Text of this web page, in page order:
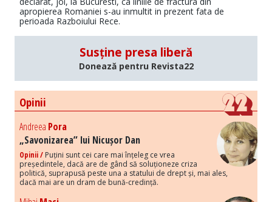
apropierea Romaniei s-au inmultit in prezent fata de
perioada Razboiului Rece.
Susține presa liberă
Donează pentru Revista22
Opinii
Andreea Pora
„Savonizarea” lui Nicușor Dan
Opinii / Puțini sunt cei care mai înțeleg ce vrea
președintele, dacă are de gând să soluționeze criza
politică, suprapusă peste una a statului de drept și, mai ales,
dacă mai are un dram de bună-credință.